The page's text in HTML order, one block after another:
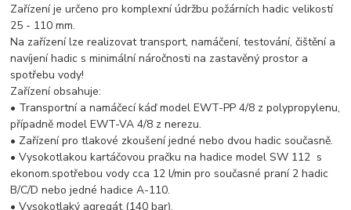
Zařízení je určeno pro komplexní údržbu požárních hadic velikostí
25 - 110 mm.
Na zařízení lze realizovat transport, namáčení, testování, čištění a
navíjení hadic s minimální náročnosti na zastavěný prostor a
spotřebu vody!
Zařízení obsahuje:
• Transportní a namáčecí káď model EWT-PP 4/8 z polypropylenu,
případně model EWT-VA 4/8 z nerezu.
• Zařízení pro tlakové zkoušení jedné nebo dvou hadic současně.
• Vysokotlakou kartáčovou pračku na hadice model SW 112 s
ekonom.spotřebou vody cca 12 l/min pro současné praní 2 hadic
B/C/D nebo jedné hadice A-110.
• Vysokotlaký agregát (140 bar).